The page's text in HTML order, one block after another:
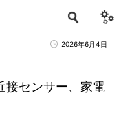
2026年6月4日
接センサー、家電